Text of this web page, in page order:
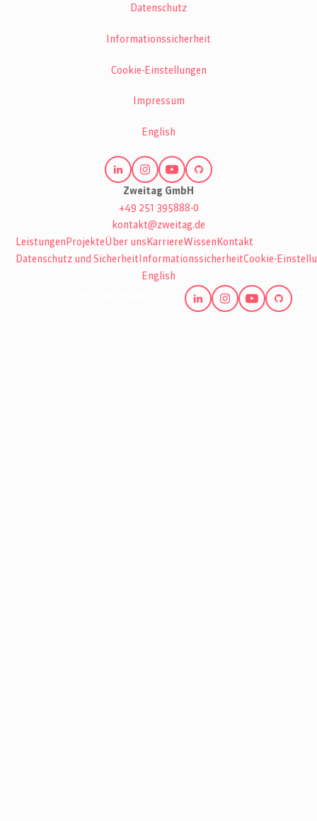
Datenschutz
Informationssicherheit
Cookie-Einstellungen
Impressum
English
Zweitag GmbH
+49 251 395888-0
kontakt@zweitag.de
Leistungen ProjekteÜber uns KarriereWissen Kontakt
Datenschutz und Sicherheit InformationssicherheitCookie-
English